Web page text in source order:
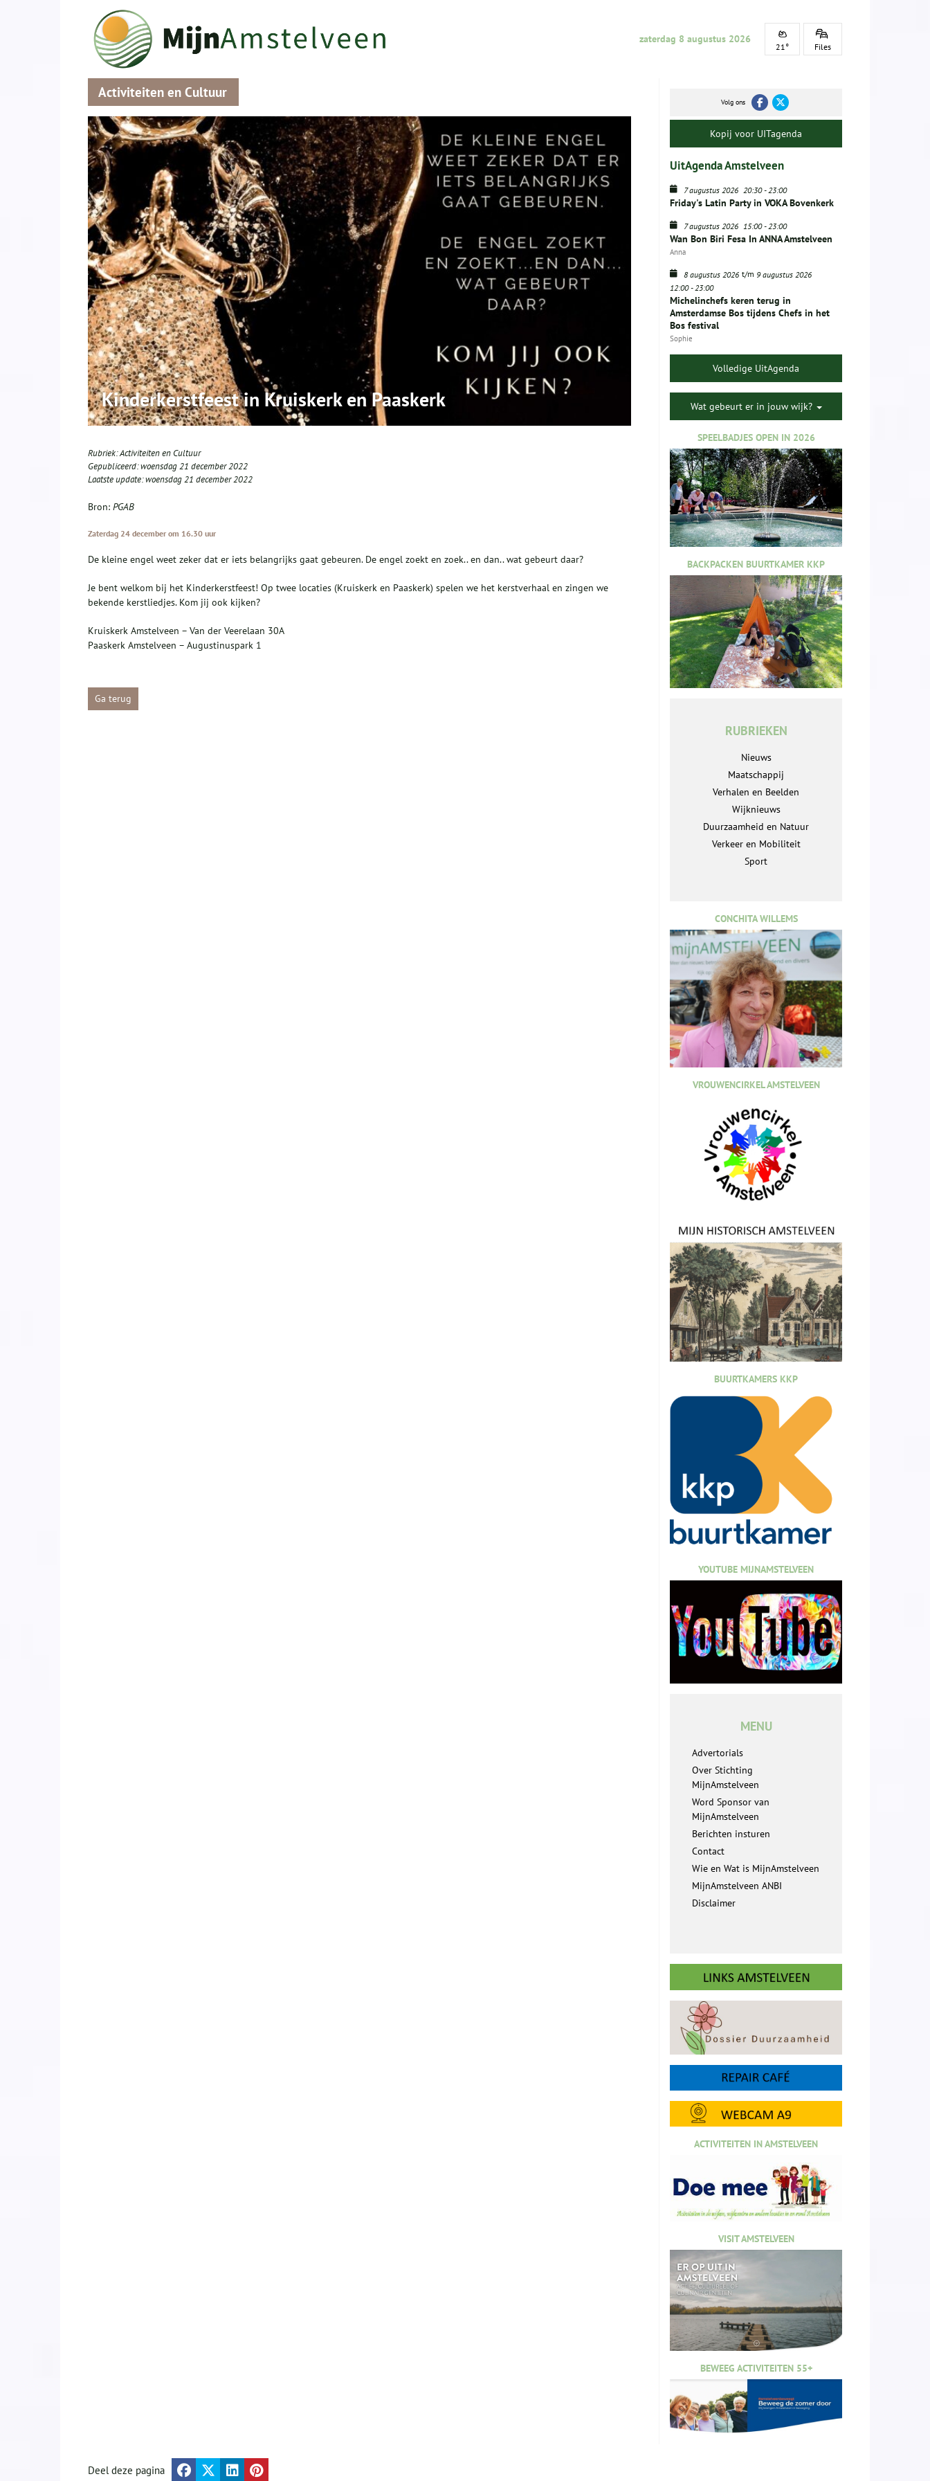
zaterdag 8 augustus 2026
21° Files
Activiteiten en Cultuur
Kinderkerstfeest in Kruiskerk en Paaskerk
Rubriek:Activiteiten en Cultuur
Gepubliceerd:woensdag 21 december 2022
Laatste update:woensdag 21 december 2022
Bron: PGAB
Zaterdag 24 december om 16.30 uur
De kleine engel weet zeker dat er iets belangrijks gaat gebeuren. De engel zoekt en zoek.. en dan.. wat gebeurt daar?
Je bent welkom bij het Kinderkerstfeest! Op twee locaties (Kruiskerk en Paaskerk) spelen we het kerstverhaal en zingen we
bekende kerstliedjes. Kom jij ook kijken?
Kruiskerk Amstelveen – Van der Veerelaan 30A
Paaskerk Amstelveen – Augustinuspark 1
Ga terug
Volg ons
Kopij voor UITagenda
UitAgenda Amstelveen
7 augustus 2026 20:30-23:00
Friday's Latin Party in VOKA Bovenkerk
7 augustus 2026 15:00-23:00
Wan Bon Biri Fesa In ANNA Amstelveen
Anna
8 augustus 2026 t/m 9 augustus 2026
12:00-23:00
Michelinchefs keren terug in
Amsterdamse Bos tijdens Chefs in het
Bos festival
Sophie
Volledige UitAgenda
Wat gebeurt er in jouw wijk?
SPEELBADJES OPEN IN 2026
BACKPACKEN BUURTKAMER KKP
RUBRIEKEN
Nieuws
Maatschappij
Verhalen en Beelden
Wijknieuws
Duurzaamheid en Natuur
Verkeer en Mobiliteit
Sport
CONCHITA WILLEMS
VROUWENCIRKEL AMSTELVEEN
BUURTKAMERS KKP
YOUTUBE MIJNAMSTELVEEN
MENU
Advertorials
Over Stichting
MijnAmstelveen
Word Sponsor van
MijnAmstelveen
Berichten insturen
Contact
Wie en Wat is MijnAmstelveen
MijnAmstelveen ANBI
Disclaimer
ACTIVITEITEN IN AMSTELVEEN
VISIT AMSTELVEEN
BEWEEG ACTIVITEITEN 55+
Deel deze pagina